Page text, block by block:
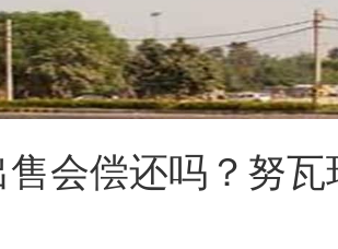
会偿还吗？努